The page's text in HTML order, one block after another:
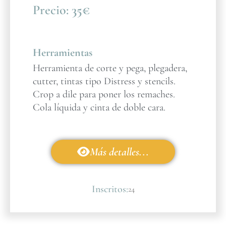
Precio: 35€
Herramientas
Herramienta de corte y pega, plegadera,
cutter, tintas tipo Distress y stencils.
Crop a dile para poner los remaches.
Cola líquida y cinta de doble cara.
Más detalles...
Inscritos:24